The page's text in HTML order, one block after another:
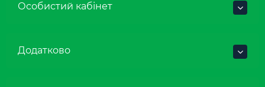
Особистий кабінет
Додатково